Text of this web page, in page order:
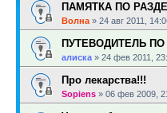
ПАМЯТКА ПО
Волна » 24 авг 2011,
ПУТЕВОДИТЕЛЬ
алиска » 24 фев 2011,
Про лекарства!!!
Sopiens » 06 фев 2009,